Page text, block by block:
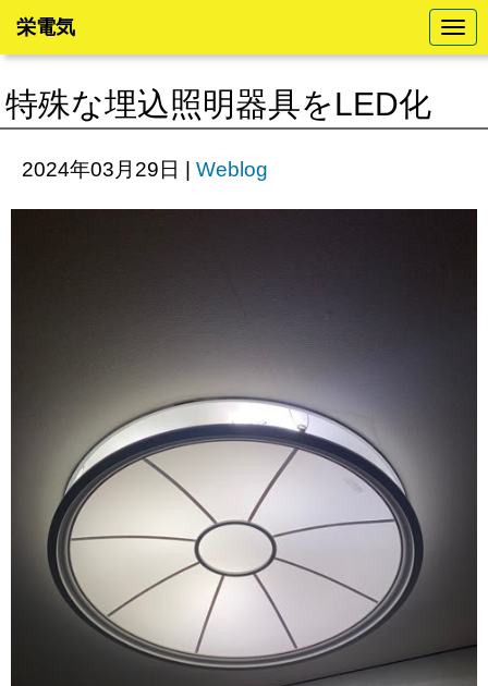
N
a
v
t
栄電気
特殊な埋込照明器具をLED化
2024年03月29日 | Weblog